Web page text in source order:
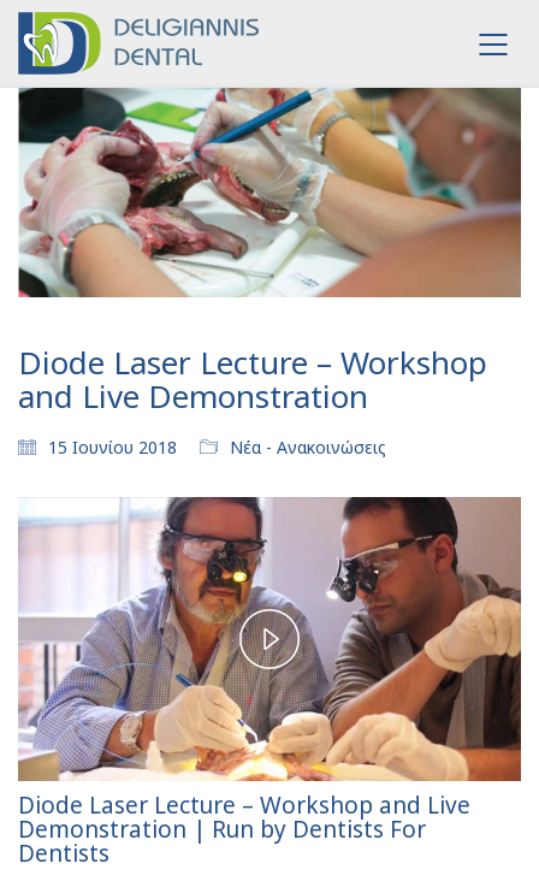
Diode Laser Lecture – Workshop
and Live Demonstration
15 Ιουνίου 2018 Νέα - Ανακοινώσεις
Play
Video
Diode Laser Lecture – Workshop and Live
Demonstration | Run by Dentists For
Dentists